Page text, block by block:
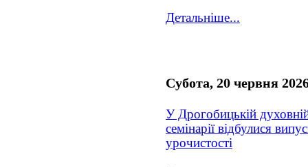
Детальніше...
Субота, 20 червня
У Дрогобицькій
семінарії відбулися
урочистості